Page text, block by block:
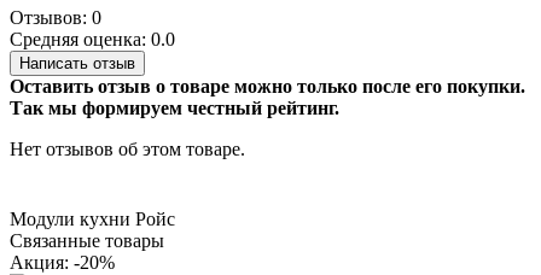
Отзывов: 0
Средняя оценка: 0.0
Написать отзыв
Оставить отзыв о товаре можно только после его покупки.
Так мы формируем честный рейтинг.
Нет отзывов об этом товаре.
Модули кухни Ройс
Связанные товары
Акция: -20%